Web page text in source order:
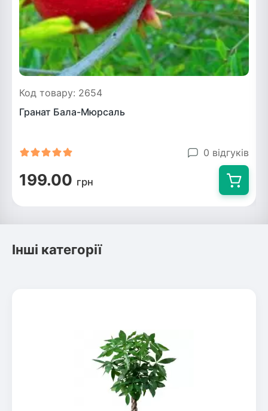
Код товару: 2654
Гранат Бала-Мюрсаль
0 відгуків
199.00 грн
Інші категорії